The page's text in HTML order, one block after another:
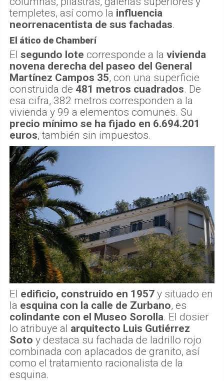
templetes, así como la influencia
neorrenacentista de sus fachadas.
El ático de Chamberí
El segundo lote corresponde a la vivienda
novena derecha del paseo del General
Martínez Campos 35, con una superficie
construida de 481 metros cuadrados. De
esa cifra, 382 metros corresponden a la
vivienda y 99 a elementos comunes. Su
precio mínimo se ha fijado en 6.694.201
euros, también sin impuestos.
El edificio, construido en 1957 y situado en
la esquina con la calle de Zurbano, es
colindante con el Museo Sorolla. El dosier
lo atribuye al arquitecto Luis Gutiérrez
Soto y destaca su fachada de ladrillo rojo
combinada con aplacados de granito, así
como el tratamiento racionalista de la
esquina.